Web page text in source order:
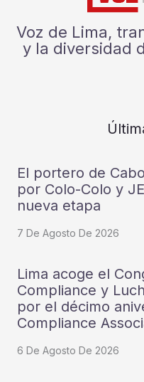
Voz de Lima,
y la diversidad
El portero de
por Colo-Colo y
nueva etapa
7 De Agosto De 2026
Lima acoge el
Compliance y
por el décimo
Compliance
6 De Agosto De 2026